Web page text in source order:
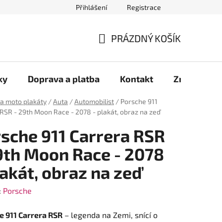
Plakáty motorek Samolepky
Přihlášení Registrace
KOŠÍK
PRÁZDNÝ KOŠÍK
Doprava a platba Kontakt Značky
moto plakáty /Auta /Automobilist / Porsche 911
- 29th Moon Race - 2078 - plakát, obraz na zeď
911 Carrera RSR
Moon Race - 2078
obraz na zeď
Porsche
911 Carrera RSR – legenda na Zemi, snící o